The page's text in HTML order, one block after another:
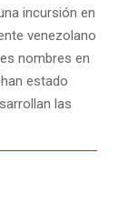
incursión en
venezolano
nombres en
estado
las